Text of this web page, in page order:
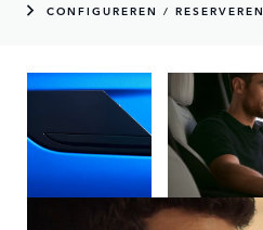
CONFIGUREREN / RESERVEREN